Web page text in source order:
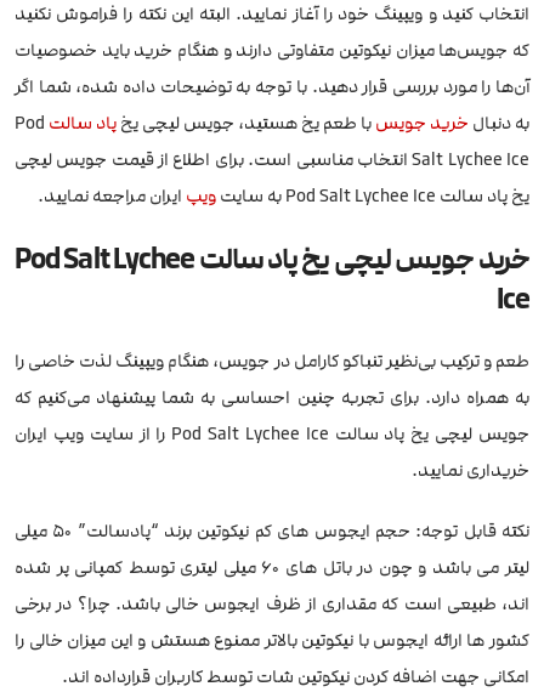
انتخاب کنید و ویپینگ خود را آغاز نمایید. البته این نکته را فراموش نکنید
که جویس‌ها میزان نیکوتین متفاوتی دارند و هنگام خرید باید خصوصیات
آن‌ها را مورد بررسی قرار دهید. با توجه به توضیحات داده شده، شما اگر
به دنبال خرید جویسبا طعم یخ هستید، جویس لیچی یخپاد سالت Pod
Salt Lychee Ice انتخاب مناسبی است. برای اطلاع از قیمت جویس لیچی
یخ پاد سالت Pod Salt Lychee Ice به سایت
ویپ ایران مراجعه نمایید.
خرید جویس لیچی یخ پاد سالت Pod Salt Lychee
Ice
طعم و ترکیب بی‌نظیر تنباکو کارامل در جویس، هنگام ویپینگ لذت خاصی را
به همراه دارد. برای تجربه چنین احساسی به شما پیشنهاد می‌کنیم که
جویس لیچی یخ پاد سالت Pod Salt Lychee Ice را از سایت ویپ ایران
خریداری نمایید.
نکته قابل توجه: حجم ایجوس های کم نیکوتین برند “پادسالت” 50 میلی
لیتر می باشد و چون در باتل های 60 میلی لیتری توسط کمپانی پر شده
اند، طبیعی است که مقداری از ظرف ایجوس خالی باشد. چرا؟ در برخی
کشور ها ارائه ایجوس با نیکوتین بالاتر ممنوع هستش و این میزان خالی را
امکانی جهت اضافه کردن نیکوتین شات توسط کاربران قرارداده اند.